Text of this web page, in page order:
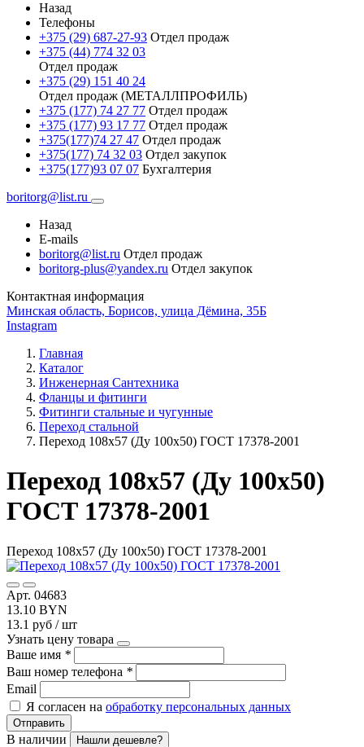
Назад
Телефоны
+375 (29) 687-27-93 Отдел продаж
+375 (44) 774 32 03
Отдел продаж
+375 (29) 151 40 24
Отдел продаж (МЕТАЛЛПРОФИЛЬ)
+375 (177) 74 27 77 Отдел продаж
+375 (177) 93 17 77 Отдел продаж
+375(177)74 27 47 Отдел продаж
+375(177) 74 32 03 Отдел закупок
+375(177)93 07 07 Бухгалтерия
boritorg@list.ru
Назад
E-mails
boritorg@list.ru Отдел продаж
boritorg-plus@yandex.ru Отдел закупок
Контактная информация
Минская область, Борисов, улица Дёмина, 35Б
Instagram
Главная
Каталог
Инженерная Сантехника
Фланцы и фитинги
Фитинги стальные и чугунные
Переход стальной
Переход 108х57 (Ду 100х50) ГОСТ 17378-2001
Переход 108х57 (Ду 100х50)
ГОСТ 17378-2001
Переход 108х57 (Ду 100х50) ГОСТ 17378-2001
Арт. 04683
13.10 BYN
13.1 руб / шт
Узнать цену товара
Ваше имя *
Ваш номер телефона *
Email
Я согласен на обработку персональных данных
Отправить
В наличии Нашли дешевле?